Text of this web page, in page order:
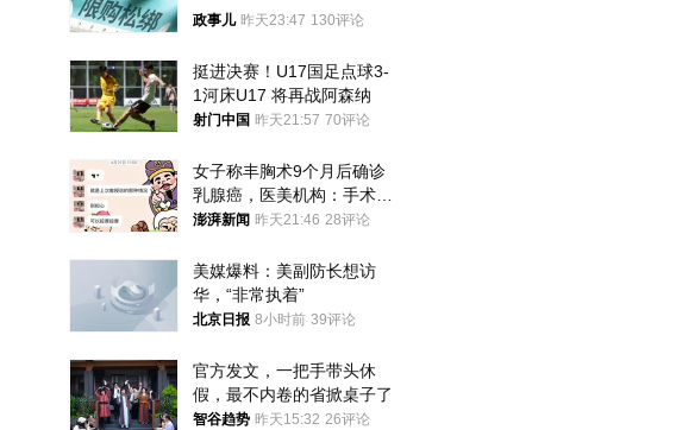
政事儿 昨天23:47 130评论
挺进决赛！U17国足点球3-
1河床U17 将再战阿森纳
射门中国 昨天21:57 70评论
女子称丰胸术9个月后确诊
乳腺癌，医美机构：手术不
可能引发癌症，建议走司法
澎湃新闻 昨天21:46 28评论
美媒爆料：美副防长想访
华，“非常执着”
北京日报 8小时前 39评论
官方发文，一把手带头休
假，最不内卷的省掀桌子了
智谷趋势 昨天15:32 26评论